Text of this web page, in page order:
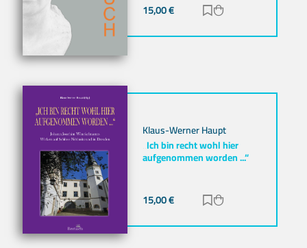
15,00€ Zur Merkliste
Klaus-Werner Haupt
„Ich bin recht wohl hier
aufgenommen worden ...“
15,00€ Zur Merkliste